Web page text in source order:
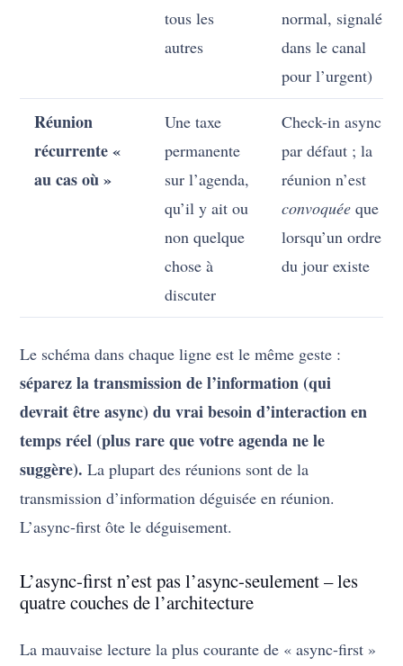
tous les
autres
normal, signalé
dans le canal
pour l’urgent)
Réunion
récurrente «
au cas où »
Une taxe
permanente
sur l’agenda,
qu’il y ait ou
non quelque
chose à
discuter
Check-in async
par défaut ; la
réunion n’est
convoquée que
lorsqu’un ordre
du jour existe
Le schéma dans chaque ligne est le même geste :
séparez la transmission de l’information (qui
devrait être async) du vrai besoin d’interaction en
temps réel (plus rare que votre agenda ne le
suggère). La plupart des réunions sont de la
transmission d’information déguisée en réunion.
L’async-first ôte le déguisement.
L’async-first n’est pas l’async-seulement – les
quatre couches de l’architecture
La mauvaise lecture la plus courante de « async-first »